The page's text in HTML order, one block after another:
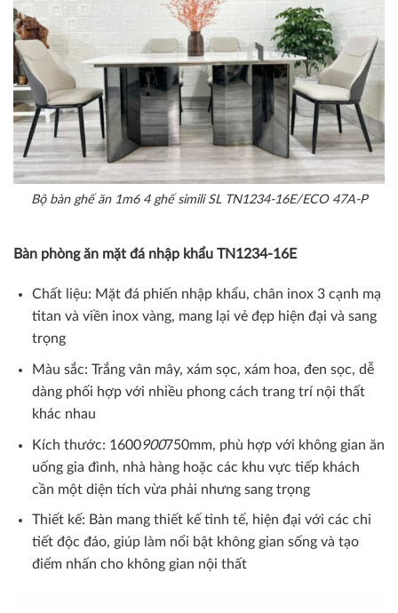
Bộ bàn ghế ăn 1m6 4 ghế simili SL TN1234-16E/ECO 47A-P
Bàn phòng ăn mặt đá nhập khẩu TN1234-16E
Chất liệu: Mặt đá phiến nhập khẩu, chân inox 3 cạnh mạ
titan và viền inox vàng, mang lại vẻ đẹp hiện đại và sang
trọng
Màu sắc: Trắng vân mây, xám sọc, xám hoa, đen sọc, dễ
dàng phối hợp với nhiều phong cách trang trí nội thất
khác nhau
Kích thước: 1600900750mm, phù hợp với không gian ăn
uống gia đình, nhà hàng hoặc các khu vực tiếp khách
cần một diện tích vừa phải nhưng sang trọng
Thiết kế: Bàn mang thiết kế tinh tế, hiện đại với các chi
tiết độc đáo, giúp làm nổi bật không gian sống và tạo
điểm nhấn cho không gian nội thất